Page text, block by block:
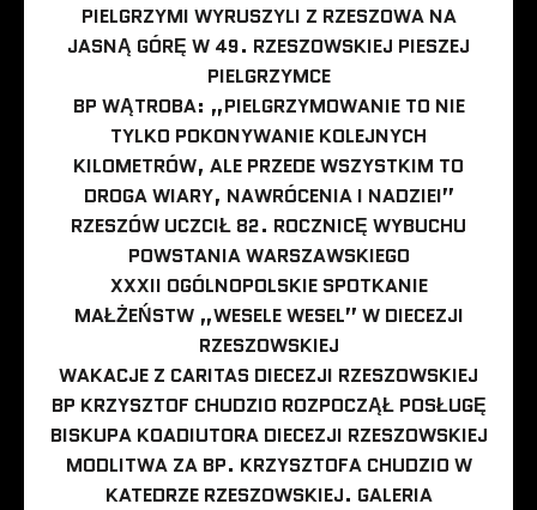
PIELGRZYMI WYRUSZYLI Z RZESZOWA NA
JASNĄ GÓRĘ W 49. RZESZOWSKIEJ PIESZEJ
PIELGRZYMCE
BP WĄTROBA: „PIELGRZYMOWANIE TO NIE
TYLKO POKONYWANIE KOLEJNYCH
KILOMETRÓW, ALE PRZEDE WSZYSTKIM TO
DROGA WIARY, NAWRÓCENIA I NADZIEI”
RZESZÓW UCZCIŁ 82. ROCZNICĘ WYBUCHU
POWSTANIA WARSZAWSKIEGO
XXXII OGÓLNOPOLSKIE SPOTKANIE
MAŁŻEŃSTW „WESELE WESEL” W DIECEZJI
RZESZOWSKIEJ
WAKACJE Z CARITAS DIECEZJI RZESZOWSKIEJ
BP KRZYSZTOF CHUDZIO ROZPOCZĄŁ POSŁUGĘ
BISKUPA KOADIUTORA DIECEZJI RZESZOWSKIEJ
MODLITWA ZA BP. KRZYSZTOFA CHUDZIO W
KATEDRZE RZESZOWSKIEJ. GALERIA